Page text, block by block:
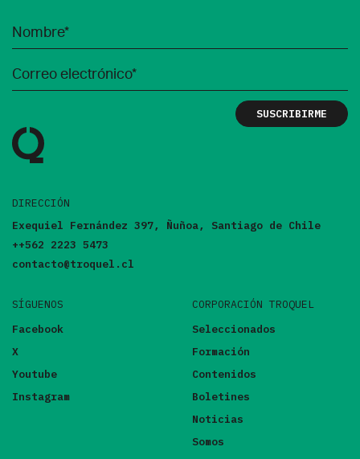
DIRECCIÓN
Exequiel Fernández 397, Ñuñoa, Santiago de Chile
++562 2223 5473
contacto@troquel.cl
SÍGUENOS
Facebook
X
Youtube
Instagram
CORPORACIÓN TROQUEL
Seleccionados
Formación
Contenidos
Boletines
Noticias
Somos